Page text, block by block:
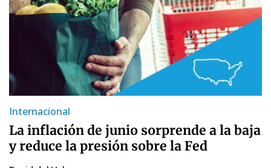
Internacional
La inflación de junio sorprende a la baja
y reduce la presión sobre la Fed